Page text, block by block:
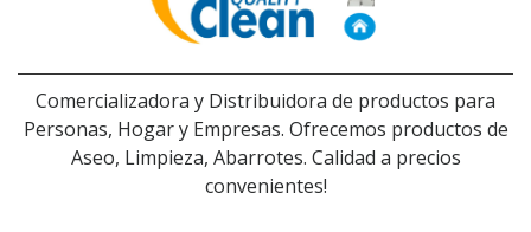
Comercializadora y Distribuidora de productos para
Personas, Hogar y Empresas. Ofrecemos productos de
Aseo, Limpieza, Abarrotes. Calidad a precios
convenientes!